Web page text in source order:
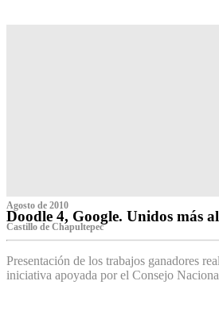
Agosto de 2010
Doodle 4, Google. Unidos más
Castillo de Chapultepec
Presentación de los trabajos ganadores
iniciativa apoyada por el Consejo